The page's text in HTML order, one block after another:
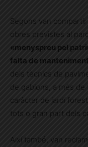
Segons van
obres previstes al
«menyspreu pel
falta de
dels tècnics de
de gabions, a més
caràcter de jardí
tots o gran part dels
Així també, van